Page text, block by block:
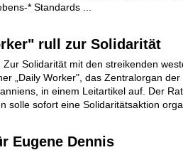
* Standards ...
rull zur Solidarität
Zur Solidarität mit den streikenden
„Daily Worker", das Zentralorgan
in einem Leitartikel auf. Der
solle sofort eine Solidaritätsaktion
Eugene Dennis